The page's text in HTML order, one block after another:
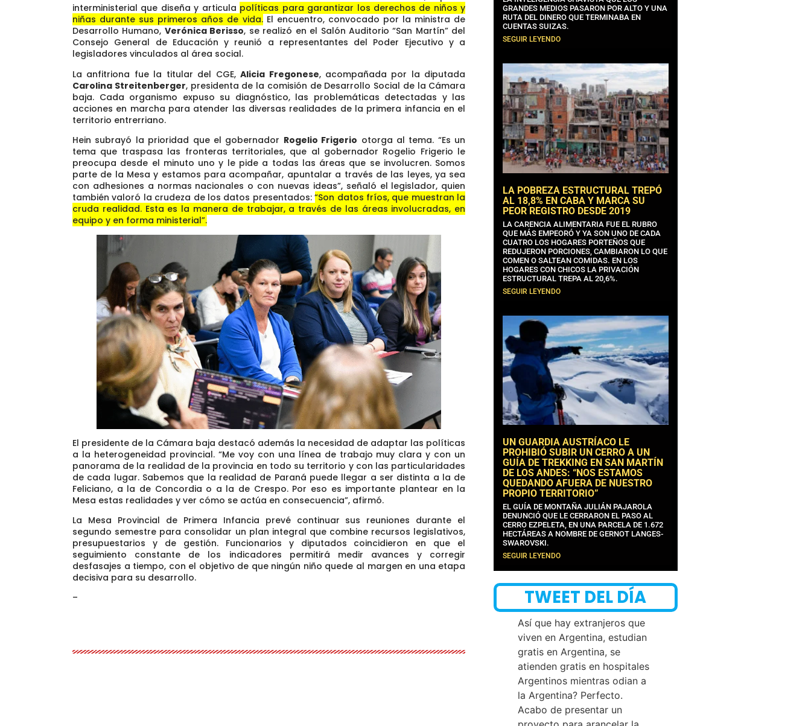
interministerial que diseña y articula políticas para garantizar los derechos de niños y
niñas durante sus primeros años de vida.El encuentro, convocado por la ministra de
Desarrollo Humano, Verónica Berisso, se realizó en el Salón Auditorio “San Martín” del
Consejo General de Educación y reunió a representantes del Poder Ejecutivo y a
legisladores vinculados al área social.
La anfitriona fue la titular del CGE,Alicia Fregonese, acompañada por la diputada
Carolina Streitenberger, presidenta de la comisión de Desarrollo Social de la Cámara
baja. Cada organismo expuso su diagnóstico, las problemáticas detectadas y las
acciones en marcha para atender las diversas realidades de la primera infancia en el
territorio entrerriano.
Hein subrayó la prioridad que el gobernador Rogelio Frigerio otorga al tema. “Es un
tema que traspasa las fronteras territoriales, que al gobernador Rogelio Frigerio le
preocupa desde el minuto uno y le pide a todas las áreas que se involucren. Somos
parte de la Mesa y estamos para acompañar, apuntalar a través de las leyes, ya sea
con adhesiones a normas nacionales o con nuevas ideas”, señaló el legislador, quien
también valoró la crudeza de los datos presentados:“Son datos fríos, que muestran la
cruda realidad. Esta es la manera de trabajar, a través de las áreas involucradas, en
equipo y en forma ministerial”.
El presidente de la Cámara baja destacó además la necesidad de adaptar las políticas
a la heterogeneidad provincial. “Me voy con una línea de trabajo muy clara y con un
panorama de la realidad de la provincia en todo su territorio y con las particularidades
de cada lugar. Sabemos que la realidad de Paraná puede llegar a ser distinta a la de
Feliciano, a la de Concordia o a la de Crespo. Por eso es importante plantear en la
Mesa estas realidades y ver cómo se actúa en consecuencia”, afirmó.
La Mesa Provincial de Primera Infancia prevé continuar sus reuniones durante el
segundo semestre para consolidar un plan integral que combine recursos legislativos,
presupuestarios y de gestión. Funcionarios y diputados coincidieron en que el
seguimiento constante de los indicadores permitirá medir avances y corregir
desfasajes a tiempo, con el objetivo de que ningún niño quede al margen en una etapa
decisiva para su desarrollo.
–
GRANDES MEDIOS PASARON POR ALTO Y UNA
RUTA DEL DINERO QUE TERMINABA EN
CUENTAS SUIZAS.
SEGUIR LEYENDO
LA POBREZA ESTRUCTURAL TREPÓ
AL 18,8% EN CABA Y MARCA SU
PEOR REGISTRO DESDE 2019
LA CARENCIA ALIMENTARIA FUE EL RUBRO
QUE MÁS EMPEORÓ Y YA SON UNO DE CADA
CUATRO LOS HOGARES PORTEÑOS QUE
REDUJERON PORCIONES, CAMBIARON LO QUE
COMEN O SALTEAN COMIDAS. EN LOS
HOGARES CON CHICOS LA PRIVACIÓN
ESTRUCTURAL TREPA AL 20,6%.
SEGUIR LEYENDO
UN GUARDIA AUSTRÍACO LE
PROHIBIÓ SUBIR UN CERRO A UN
GUÍA DE TREKKING EN SAN MARTÍN
DE LOS ANDES: “NOS ESTAMOS
QUEDANDO AFUERA DE NUESTRO
PROPIO TERRITORIO”
EL GUÍA DE MONTAÑA JULIÁN PAJAROLA
DENUNCIÓ QUE LE CERRARON EL PASO AL
CERRO EZPELETA, EN UNA PARCELA DE 1.672
HECTÁREAS A NOMBRE DE GERNOT LANGES-
SWAROVSKI.
SEGUIR LEYENDO
TWEET DEL DÍA
Así que hay extranjeros que
viven en Argentina, estudian
gratis en Argentina, se
atienden gratis en hospitales
Argentinos mientras odian a
la Argentina? Perfecto.
Acabo de presentar un